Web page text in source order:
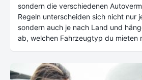
sondern die verschiedenen
Regeln unterscheiden sich nicht nur
sondern auch je nach Land und
ab, welchen Fahrzeugtyp du mieten